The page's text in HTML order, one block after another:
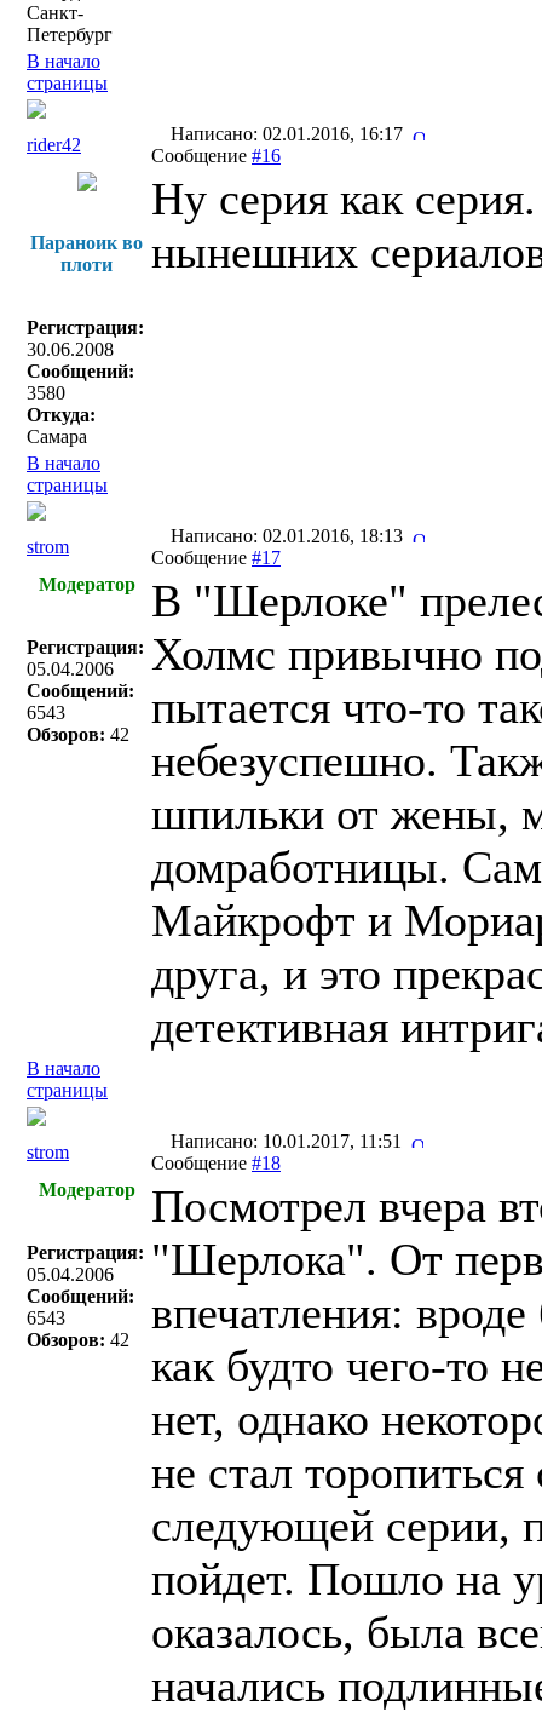
Санкт-
Петербург
В начало
страницы
rider42
Написано: 02.01.2016, 16:17
Сообщение #16
Параноик во
плоти
Регистрация:
30.06.2008
Сообщений:
3580
Откуда:
Самара
Ну серия как
нынешних
В начало
страницы
strom
Написано: 02.01.2016, 18:13
Сообщение #17
Модератор
Регистрация:
05.04.2006
Сообщений:
6543
Обзоров: 42
В "Шерлоке"
Холмс привычно
пытается что-то
небезуспешно.
шпильки от жены,
домработницы.
Майкрофт и
друга, и это
детективная
В начало
страницы
strom
Написано: 10.01.2017, 11:51
Сообщение #18
Модератор
Регистрация:
05.04.2006
Сообщений:
6543
Обзоров: 42
Посмотрел вчера
"Шерлока". От
впечатления:
как будто чего-то
нет, однако
не стал
следующей серии,
пойдет. Пошло на
оказалось, была
начались